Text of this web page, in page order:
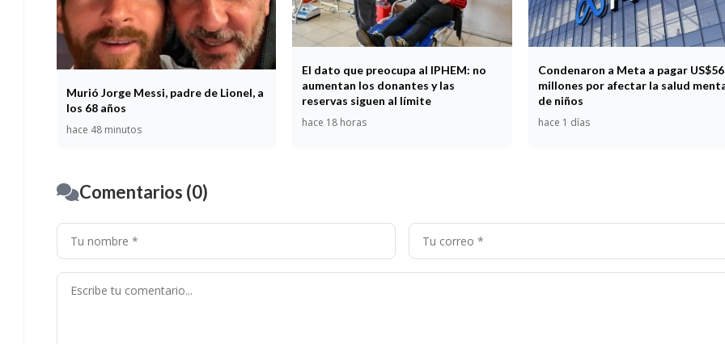
Murió Jorge Messi, padre de Lionel, a
los 68 años
hace 48 minutos
El dato que preocupa al IPHEM: no
aumentan los donantes y las
reservas siguen al límite
hace 18 horas
Condenaron a Meta a pagar
millones por afectar la salud
de niños
hace 1 días
Comentarios (0)